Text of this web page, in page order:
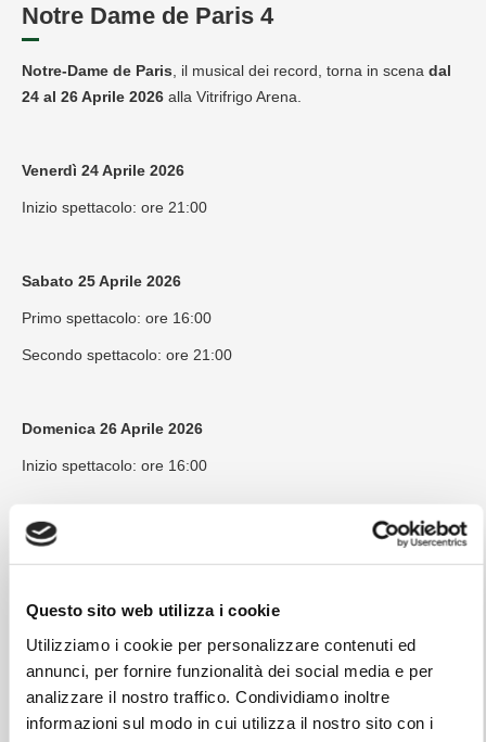
Questo sito web utilizza i cookie
Utilizziamo i cookie per personalizzare contenuti ed
annunci, per fornire funzionalità dei social media e per
analizzare il nostro traffico. Condividiamo inoltre
informazioni sul modo in cui utilizza il nostro sito con i
Notre Dame de Paris 4
Notre-Dame de Paris , il musical dei record, torna in scena dal
24 al 26 Aprile 2026 alla Vitrifrigo Arena.
Venerdì 24 Aprile 2026
Inizio spettacolo: ore 21:00
Sabato 25 Aprile 2026
Primo spettacolo: ore 16:00
Secondo spettacolo: ore 21:00
Domenica 26 Aprile 2026
Inizio spettacolo: ore 16:00
Per informazioni: